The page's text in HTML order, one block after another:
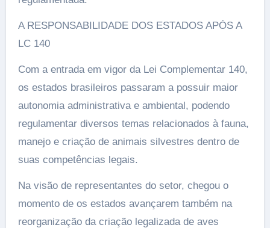
A RESPONSABILIDADE DOS ESTADOS APÓS A
LC 140
Com a entrada em vigor da Lei Complementar 140,
os estados brasileiros passaram a possuir maior
autonomia administrativa e ambiental, podendo
regulamentar diversos temas relacionados à fauna,
manejo e criação de animais silvestres dentro de
suas competências legais.
Na visão de representantes do setor, chegou o
momento de os estados avançarem também na
reorganização da criação legalizada de aves